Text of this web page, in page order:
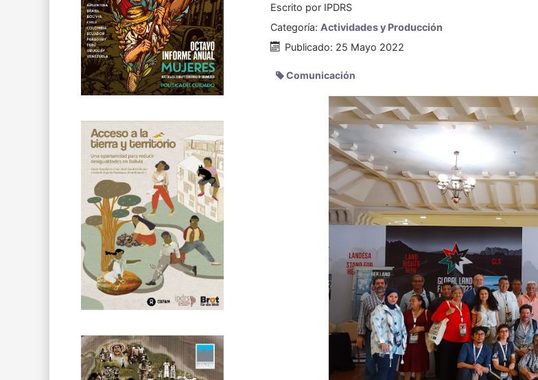
Escrito por IPDRS
Categoría: Actividades y Producción
Publicado: 25 Mayo 2022
Comunicación